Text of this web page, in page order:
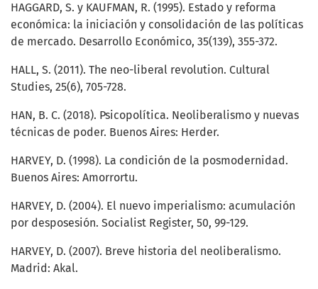
HAGGARD, S. y KAUFMAN, R. (1995). Estado y reforma
económica: la iniciación y consolidación de las políticas
de mercado. Desarrollo Económico, 35(139), 355-372.
HALL, S. (2011). The neo-liberal revolution. Cultural
Studies, 25(6), 705-728.
HAN, B. C. (2018). Psicopolítica. Neoliberalismo y nuevas
técnicas de poder. Buenos Aires: Herder.
HARVEY, D. (1998). La condición de la posmodernidad.
Buenos Aires: Amorrortu.
HARVEY, D. (2004). El nuevo imperialismo: acumulación
por desposesión. Socialist Register, 50, 99-129.
HARVEY, D. (2007). Breve historia del neoliberalismo.
Madrid: Akal.